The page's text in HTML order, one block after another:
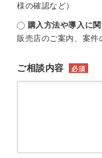
様の確認など）
購入方法や導入に
販売店のご案内、案件
ご相談内容 必須